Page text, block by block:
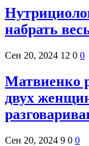
набрать
Сен 20, 2024 12 0 0
Матвиенко
двух
Сен 20, 2024 9 0 0